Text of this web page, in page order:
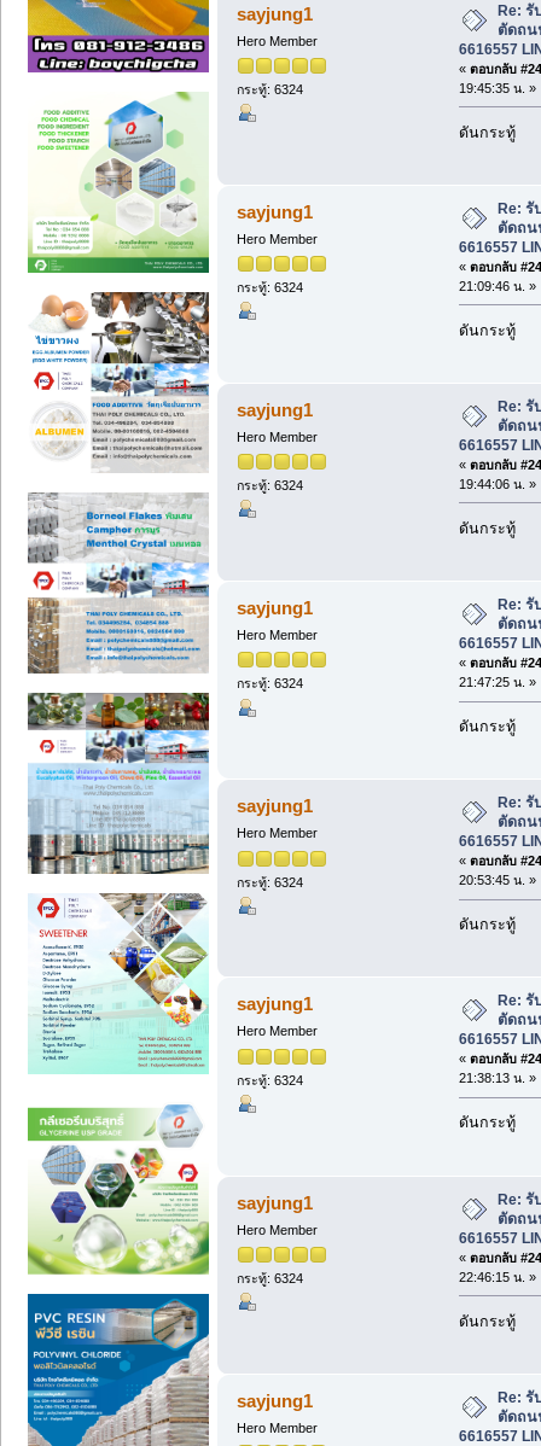
sayjung1
Hero Member
กระทู้: 6324
Re: รั
ตัดถน
6616557
« ตอบกลับ
19:45:35 น. »
ดันกระทู้
sayjung1
Hero Member
กระทู้: 6324
Re: รั
ตัดถน
6616557
« ตอบกลับ
21:09:46 น. »
ดันกระทู้
sayjung1
Hero Member
กระทู้: 6324
Re: รั
ตัดถน
6616557
« ตอบกลับ
19:44:06 น. »
ดันกระทู้
sayjung1
Hero Member
กระทู้: 6324
Re: รั
ตัดถน
6616557
« ตอบกลับ
21:47:25 น. »
ดันกระทู้
sayjung1
Hero Member
กระทู้: 6324
Re: รั
ตัดถน
6616557
« ตอบกลับ
20:53:45 น. »
ดันกระทู้
sayjung1
Hero Member
กระทู้: 6324
Re: รั
ตัดถน
6616557
« ตอบกลับ
21:38:13 น. »
ดันกระทู้
sayjung1
Hero Member
กระทู้: 6324
Re: รั
ตัดถน
6616557
« ตอบกลับ
22:46:15 น. »
ดันกระทู้
sayjung1
Hero Member
Re: รั
ตัดถน
6616557